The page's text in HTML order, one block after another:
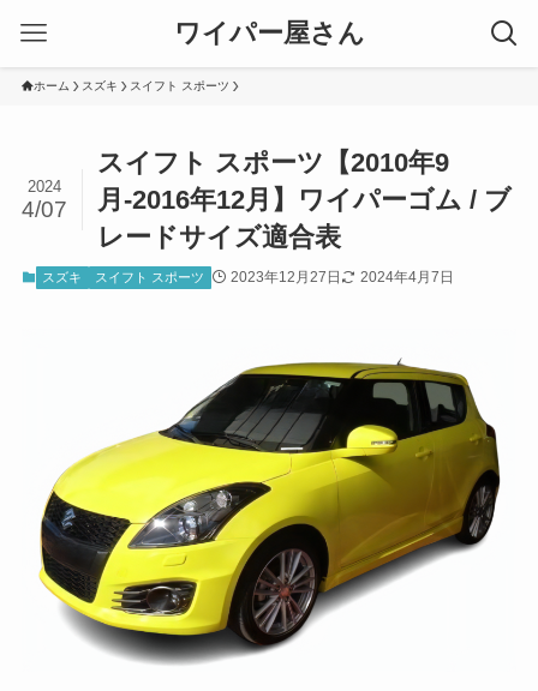
ワイパー屋さん
ホーム スズキ スイフト スポーツ
スイフト スポーツ【2010年9
月-2016年12月】ワイパーゴム / ブ
レードサイズ適合表
2024
4/07
スズキ スイフト スポーツ 2023年12月27日 2024年4月7日